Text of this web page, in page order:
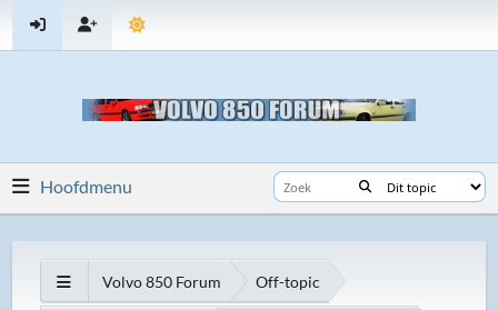
Hoofdmenu
Volvo 850 Forum Off-topic